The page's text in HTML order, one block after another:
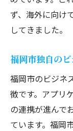
ず、海外に向け
してきました。
福岡市独自の
福岡市のビジネ
徴です。アプリ
の連携が進んで
ています。福岡